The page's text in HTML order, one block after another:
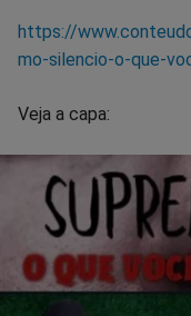
https://
mo-silencio-o-que-
Veja a capa: